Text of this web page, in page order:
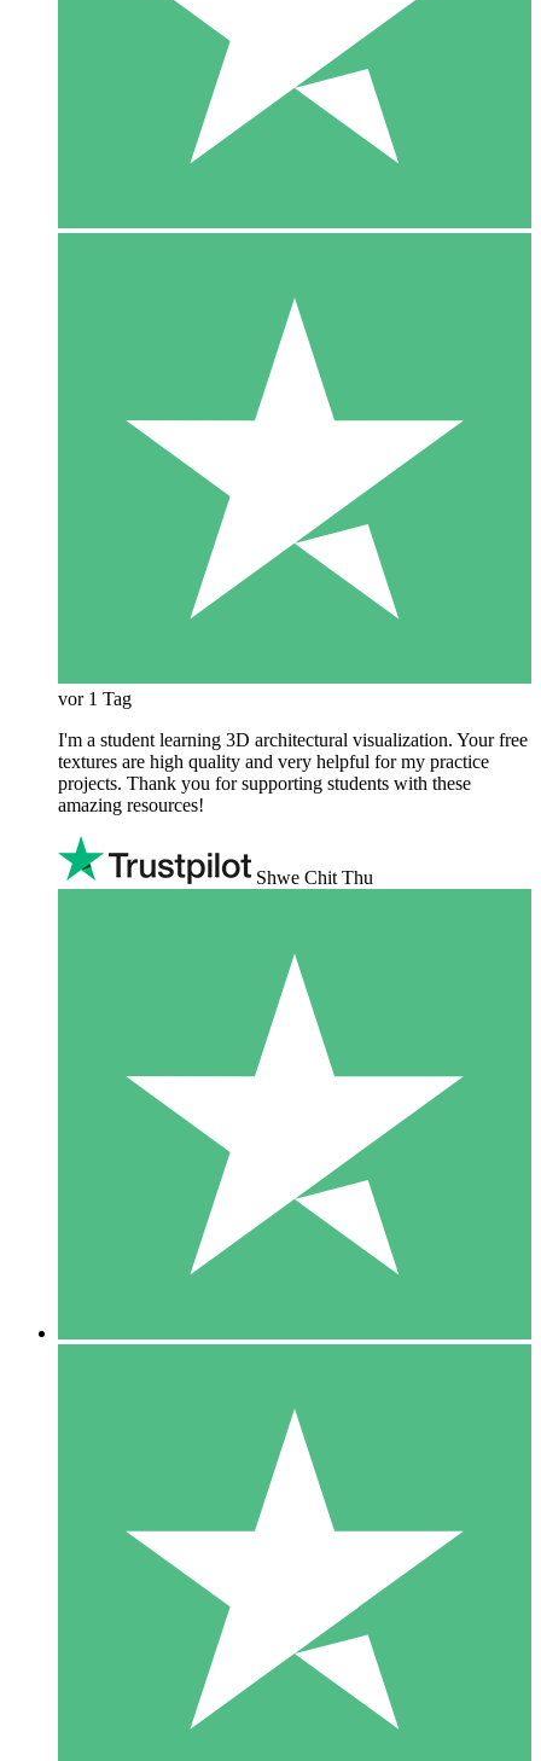
vor 1 Tag
I'm a student learning 3D architectural visualization. Your free
textures are high quality and very helpful for my practice
projects. Thank you for supporting students with these
amazing resources!
Shwe Chit Thu